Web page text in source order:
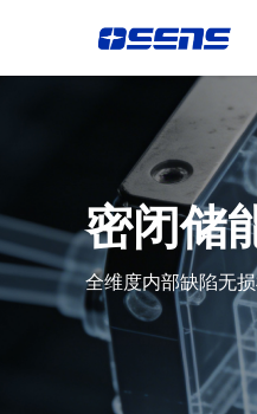
密闭储
全维度内部缺陷无